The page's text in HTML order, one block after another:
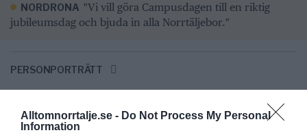
Alltomnorrtalje.se - Do Not Process My Personal
Information
NORDRONA "Vi vill göra Campusdagen till en riktig
jubileumsdag och bjuda in alla Norrtäljebor."
PERSONPORTRÄTT
Tomas Ackelman: Från